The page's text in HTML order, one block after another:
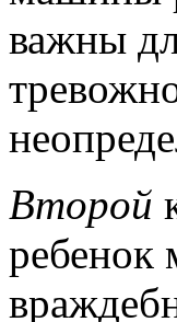
важны
Второй
ребенок